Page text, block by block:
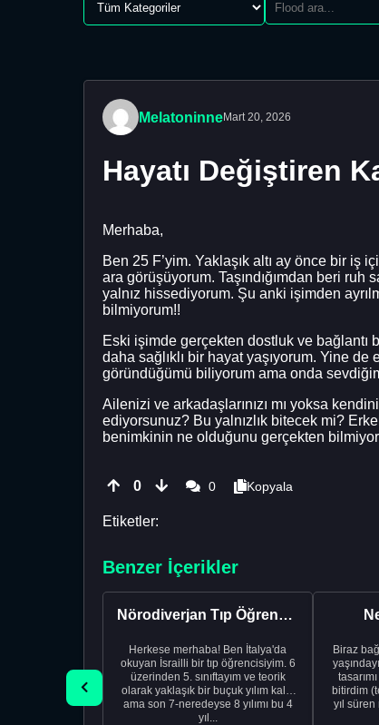
MelatoninneMart 20, 2026
Hayatı Değiştiren
Merhaba,
Ben 25 F’yim. Yaklaşık altı ay önce bir iş
ara görüşüyorum. Taşındığımdan beri
yalnız hissediyorum. Şu anki işimden
bilmiyorum!!
Eski işimde gerçekten dostluk ve bağlantı
daha sağlıklı bir hayat yaşıyorum. Yine
göründüğümü biliyorum ama onda
Ailenizi ve arkadaşlarınızı mı yoksa
ediyorsunuz? Bu yalnızlık bitecek mi?
benimkinin ne olduğunu gerçekten
0 0 Kopyala
Etiketler:
Benzer İçerikler
Nörodiverjan Tıp Öğrencisi Yeni Bir Yol Arıyor
Herkese merhaba! Ben İtalya'da
okuyan İsrailli bir tıp öğrencisiyim. 6
üzerinden 5. sınıftayım ve teorik
olarak yaklaşık bir buçuk yılım kaldı
ama son 7-neredeyse 8 yılımı bu 4
yıl...
Biraz
bitirdim
yıl